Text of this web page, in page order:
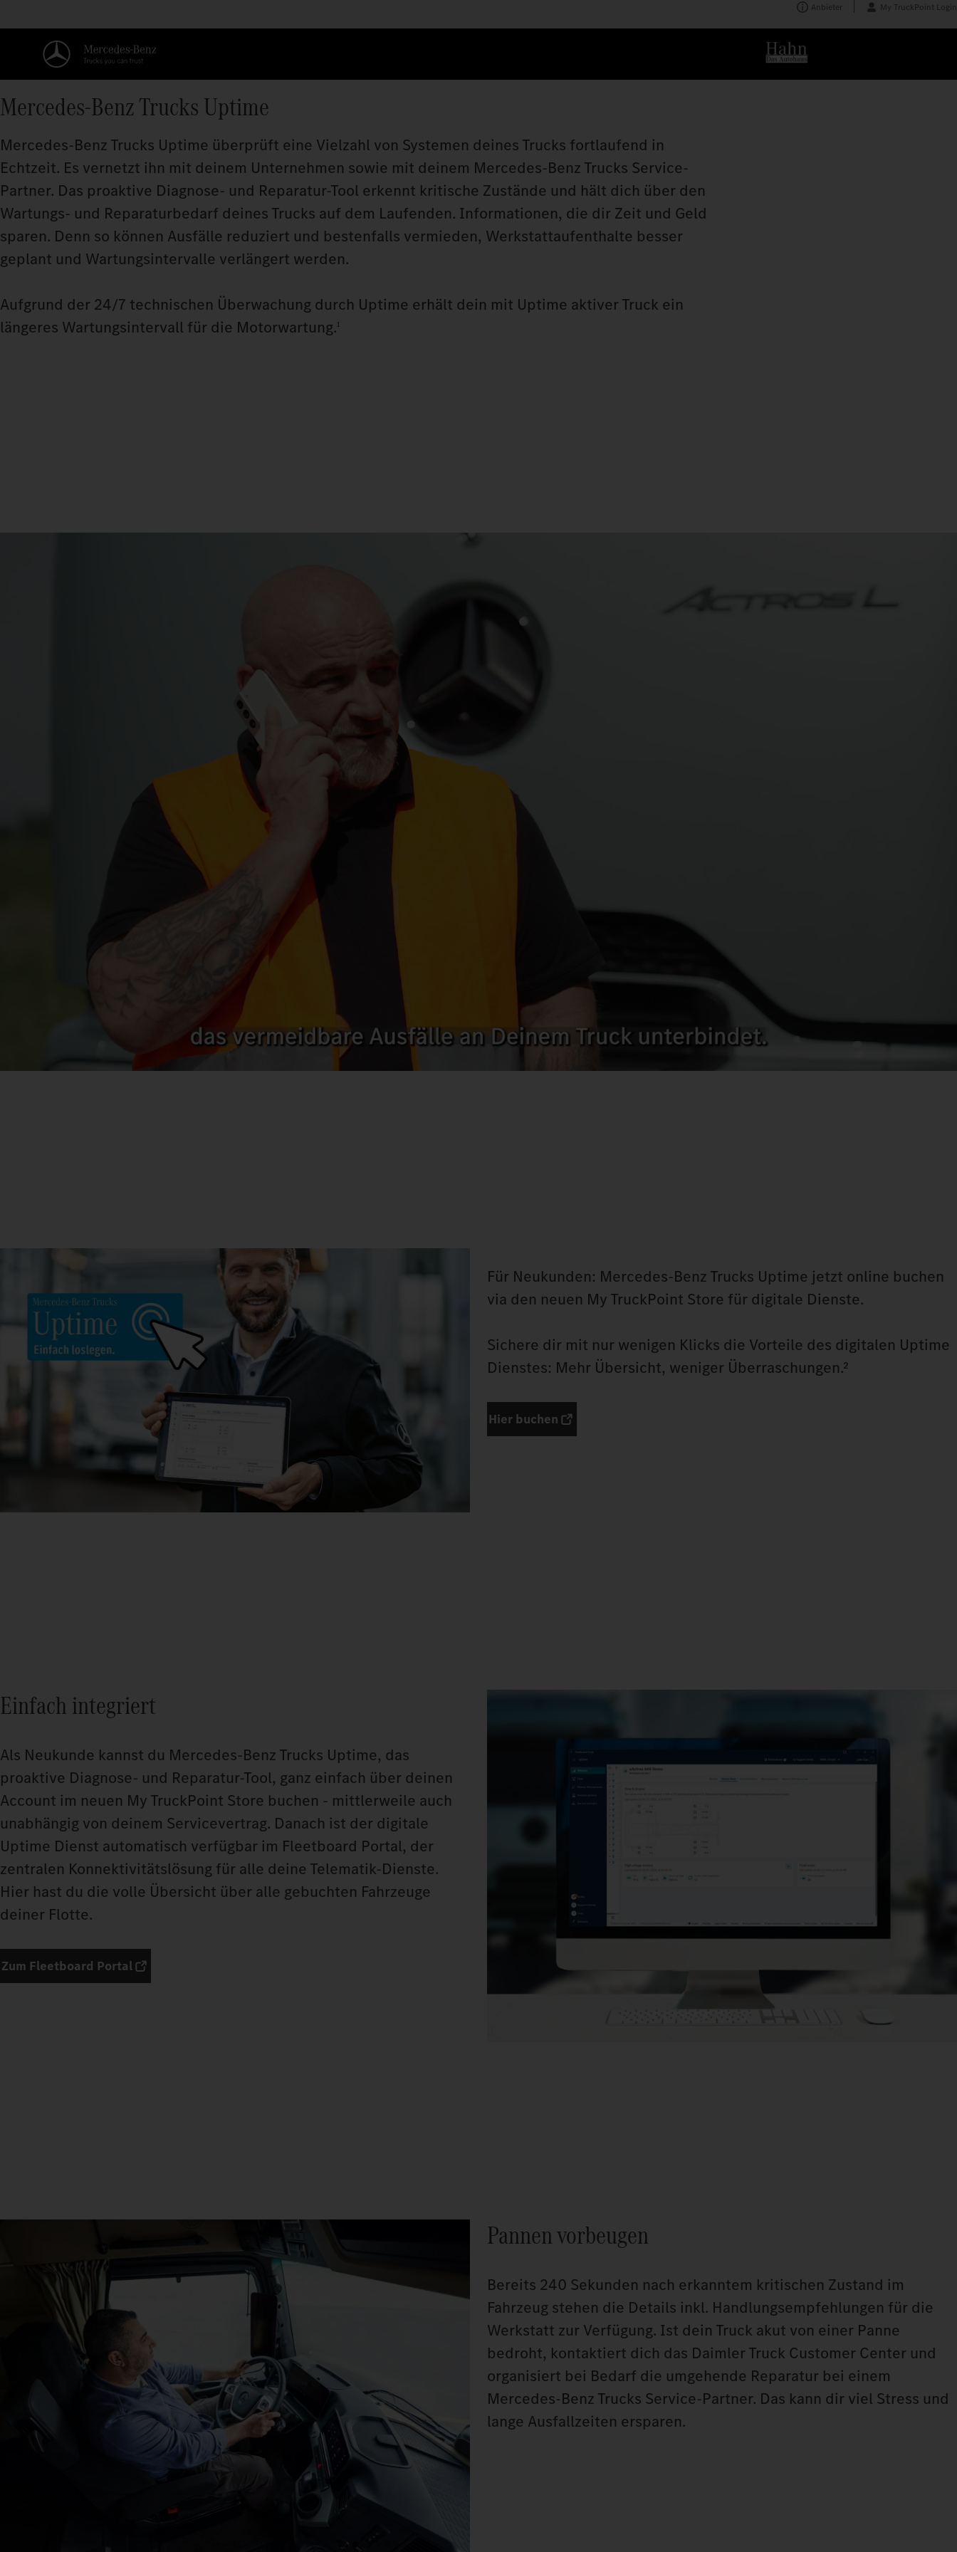
Anbieter My TruckPoint Login
Mercedes‑Benz Trucks Uptime
Mercedes‑Benz Trucks Uptime überprüft eine Vielzahl von Systemen deines Trucks fortlaufend in
Echtzeit. Es vernetzt ihn mit deinem Unternehmen sowie mit deinem Mercedes‑Benz Trucks Service-
Partner. Das proaktive Diagnose- und Reparatur-Tool erkennt kritische Zustände und hält dich über den
Wartungs- und Reparaturbedarf deines Trucks auf dem Laufenden. Informationen, die dir Zeit und Geld
sparen. Denn so können Ausfälle reduziert und bestenfalls vermieden, Werkstattaufenthalte besser
geplant und Wartungsintervalle verlängert werden.
Aufgrund der 24/7 technischen Überwachung durch Uptime erhält dein mit Uptime aktiver Truck ein
längeres Wartungsintervall für die Motorwartung.1
Für Neukunden: Mercedes‑Benz Trucks Uptime jetzt online buchen
via den neuen My TruckPoint Store für digitale Dienste.
Sichere dir mit nur wenigen Klicks die Vorteile des digitalen Uptime
Dienstes: Mehr Übersicht, weniger Überraschungen.²
Hier buchen
Einfach integriert
Als Neukunde kannst du Mercedes‑Benz Trucks Uptime, das
proaktive Diagnose- und Reparatur-Tool, ganz einfach über deinen
Account im neuen My TruckPoint Store buchen - mittlerweile auch
unabhängig von deinem Servicevertrag. Danach ist der digitale
Uptime Dienst automatisch verfügbar im Fleetboard Portal, der
zentralen Konnektivitätslösung für alle deine Telematik-Dienste.
Hier hast du die volle Übersicht über alle gebuchten Fahrzeuge
deiner Flotte.
Zum Fleetboard Portal
Pannen vorbeugen
Bereits 240 Sekunden nach erkanntem kritischen Zustand im
Fahrzeug stehen die Details inkl. Handlungsempfehlungen für die
Werkstatt zur Verfügung. Ist dein Truck akut von einer Panne
bedroht, kontaktiert dich das Daimler Truck Customer Center und
organisiert bei Bedarf die umgehende Reparatur bei einem
Mercedes‑Benz Trucks Service‑Partner. Das kann dir viel Stress und
lange Ausfallzeiten ersparen.